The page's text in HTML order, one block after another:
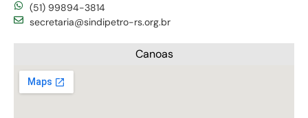
(51) 99894-3814
secretaria@sindipetro-rs.org.br
Canoas